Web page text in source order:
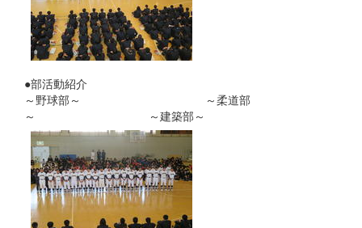
●部活動紹介
～野球部～ ～柔道部
～ ～建築部～